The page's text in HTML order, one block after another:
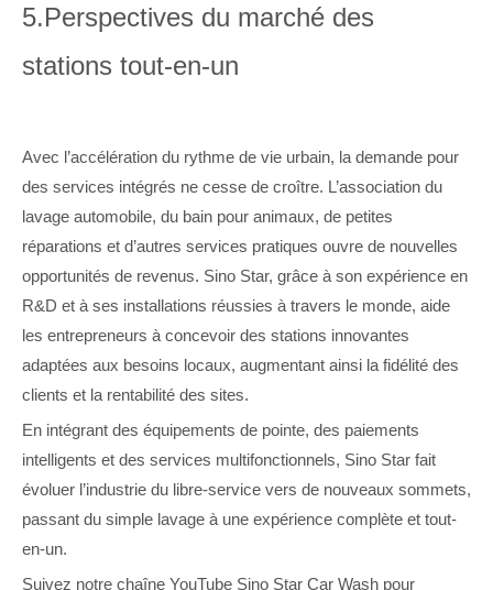
5.Perspectives du marché des
stations tout-en-un
Avec l’accélération du rythme de vie urbain, la demande pour
des services intégrés ne cesse de croître. L’association du
lavage automobile, du bain pour animaux, de petites
réparations et d’autres services pratiques ouvre de nouvelles
opportunités de revenus. Sino Star, grâce à son expérience en
R&D et à ses installations réussies à travers le monde, aide
les entrepreneurs à concevoir des stations innovantes
adaptées aux besoins locaux, augmentant ainsi la fidélité des
clients et la rentabilité des sites.
En intégrant des équipements de pointe, des paiements
intelligents et des services multifonctionnels, Sino Star fait
évoluer l’industrie du libre-service vers de nouveaux sommets,
passant du simple lavage à une expérience complète et tout-
en-un.
Suivez notre chaîne YouTube Sino Star Car Wash pour